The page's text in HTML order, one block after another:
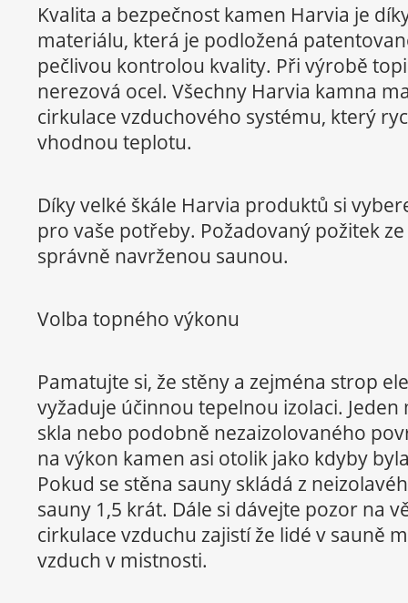
Kvalita a bezpečnost kamen Harvia je
materiálu, která je podložená
pečlivou kontrolou kvality. Při výrobě
nerezová ocel. Všechny Harvia kamna
cirkulace vzduchového systému, který
vhodnou teplotu.
Díky velké škále Harvia produktů si
pro vaše potřeby. Požadovaný požitek
správně navrženou saunou.
Volba topného výkonu
Pamatujte si, že stěny a zejména strop
vyžaduje účinnou tepelnou izolaci.
skla nebo podobně nezaizolovaného
na výkon kamen asi otolik jako kdyby
Pokud se stěna sauny skládá z
sauny 1,5 krát. Dále si dávejte pozor na
cirkulace vzduchu zajistí že lidé v sauně
vzduch v mistnosti.